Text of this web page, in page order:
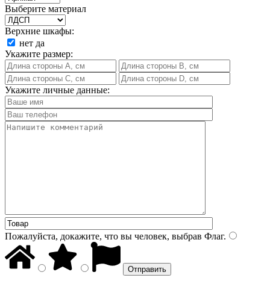
Выберите материал
Верхние шкафы:
нет да
Укажите размер:
Укажите личные данные:
Пожалуйста, докажите, что вы человек, выбрав Флаг.